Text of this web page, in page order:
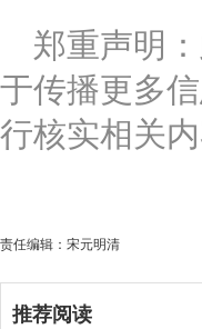
郑重声明
于传播更多
行核实相关内
责任编辑：宋元明清
推荐阅读